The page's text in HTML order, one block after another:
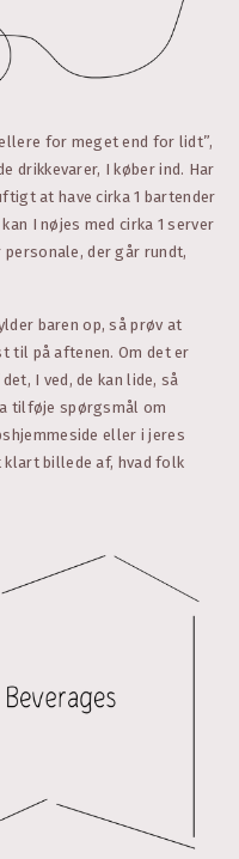
for meget end for lidt”,
drikkevarer, I køber ind. Har
at have cirka 1 bartender
I nøjes med cirka 1 server
der går rundt,
baren op, så prøv at
til på aftenen. Om det er
I ved, de kan lide, så
tilføje spørgsmål om
eller i jeres
billede af, hvad folk